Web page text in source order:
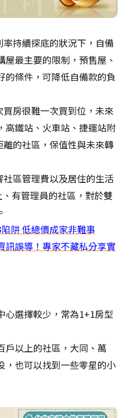
持續探底的狀況下，自備
最主要的限制，預售屋、
的條件，可降低自備款的負
房很難一次買到位，未來
高鐵站、火車站、捷運站附
的社區，保值性與未來轉
區管理費以及居住的生活
有管理員的社區，對於雙
阱 低總價成家非難事
訊誤導！專家不藏私分享實
心選擇較少，常為1+1房型
戶以上的社區，大同、萬
，也可以找到一些零星的小